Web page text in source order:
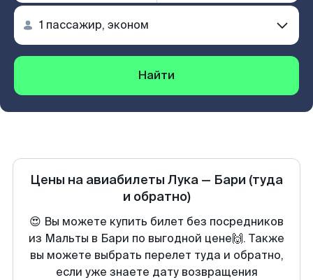
Найти
Цены на авиабилеты Лука — Бари (туда
и обратно)
😍 Вы можете купить билет без посредников
из Мальты в Бари по выгодной цене🙌. Также
вы можете выбрать перелет туда и обратно,
если уже знаете дату возвращения